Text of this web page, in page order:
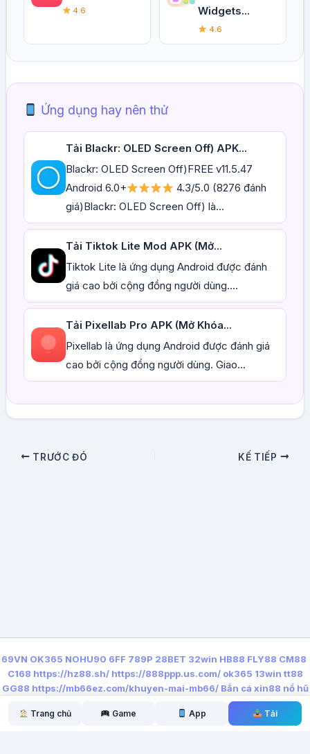
4.6
Widgets...
4.6
Ứng dụng hay nên thử
Tải Blackr: OLED Screen Off) APK...
Blackr: OLED Screen Off)FREE v11.5.47
Android 6.0+
4.3/5.0 (8276 đánh
giá)Blackr: OLED Screen Off) là...
Tải Tiktok Lite Mod APK (Mở...
Tiktok Lite là ứng dụng Android được đánh
giá cao bởi cộng đồng người dùng....
Tải Pixellab Pro APK (Mở Khóa...
Pixellab là ứng dụng Android được đánh giá
cao bởi cộng đồng người dùng. Giao...
TRƯỚC ĐÓ KẾ TIẾP
69VN OK365 NOHU90 6FF 789P 28BET 32win HB88 FLY88 CM88
C168 https://hz88.sh/ https://888ppp.us.com/ ok365 13win tt88
GG88 https://mb66ez.com/khuyen-mai-mb66/ Bắn cá xin88 nổ hũ
Trang chủ Game App Tải